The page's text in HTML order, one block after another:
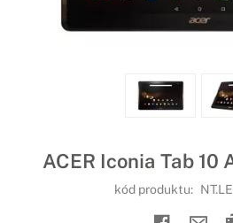
ACER Iconia Tab 10
kód produktu: